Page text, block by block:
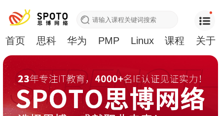
首页 思科 华为 PMP Linux 课程 关于